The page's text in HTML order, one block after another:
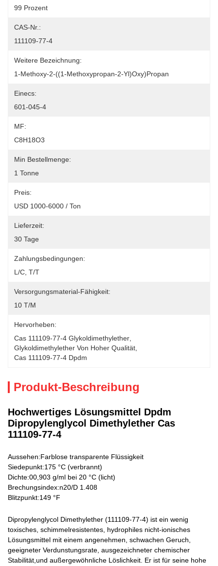
99 Prozent
CAS-Nr.:
111109-77-4
Weitere Bezeichnung:
1-Methoxy-2-((1-Methoxypropan-2-Yl)oxy)Propan
Einecs:
601-045-4
MF:
C8H18O3
Min Bestellmenge:
1 Tonne
Preis:
USD 1000-6000 / Ton
Lieferzeit:
30 Tage
Zahlungsbedingungen:
L/C, T/T
Versorgungsmaterial-Fähigkeit:
10 T/M
Hervorheben:
Cas 111109-77-4 Glykoldimethylether
Glykoldimethylether Von Hoher Qualität
Cas 111109-77-4 Dpdm
Produkt-Beschreibung
Hochwertiges Lösungsmittel Dpdm
Dipropylenglycol Dimethylether Cas
111109-77-4
Aussehen:Farblose transparente Flüssigkeit
Siedepunkt:175 °C (verbrannt)
Dichte:00,903 g/ml bei 20 °C (licht)
Brechungsindex:n20/D 1.408
Blitzpunkt:149 °F
Dipropylenglycol Dimethylether (111109-77-4) ist ein wenig
toxisches, schimmelresistentes, hydrophiles nicht-ionisches
Lösungsmittel mit einem angenehmen, schwachen Geruch,
geeigneter Verdunstungsrate, ausgezeichneter chemischer
Stabilität,und außergewöhnliche Löslichkeit. Er ist für seine hohe